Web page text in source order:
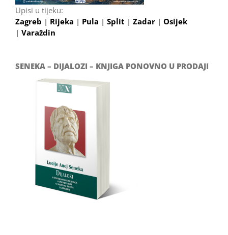
Upisi u tijeku:
Zagreb | Rijeka | Pula | Split | Zadar | Osijek
| Varaždin
SENEKA – DIJALOZI – KNJIGA PONOVNO U PRODAJI